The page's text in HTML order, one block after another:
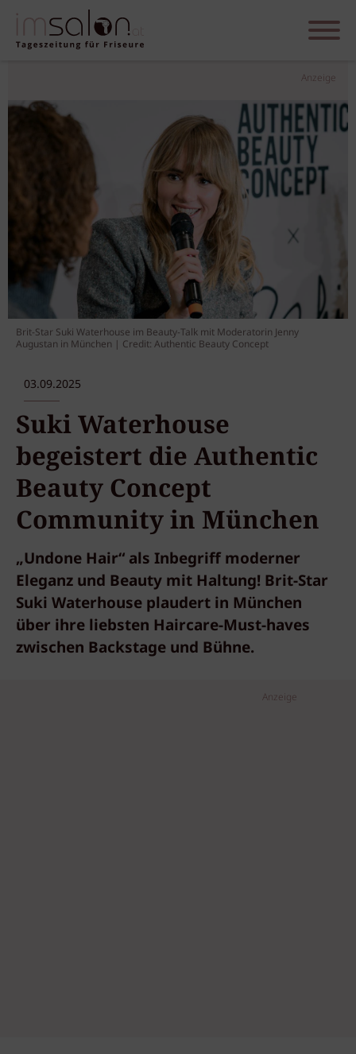
Anzeige
Brit-Star Suki Waterhouse im Beauty-Talk mit Moderatorin Jenny
Augustan in München | Credit: Authentic Beauty Concept
03.09.2025
Suki Waterhouse
begeistert die Authentic
Beauty Concept
Community in München
„Undone Hair“ als Inbegriff moderner
Eleganz und Beauty mit Haltung! Brit-Star
Suki Waterhouse plaudert in München
über ihre liebsten Haircare-Must-haves
zwischen Backstage und Bühne.
Anzeige